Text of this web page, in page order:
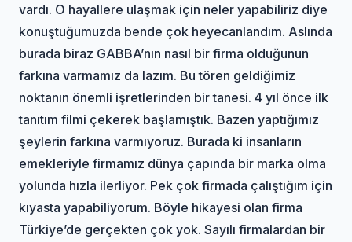
vardı. O hayallere ulaşmak için neler yapabiliriz diye
konuştuğumuzda bende çok heyecanlandım. Aslında
burada biraz GABBA’nın nasıl bir firma olduğunun
farkına varmamız da lazım. Bu tören geldiğimiz
noktanın önemli işretlerinden bir tanesi. 4 yıl önce ilk
tanıtım filmi çekerek başlamıştık. Bazen yaptığımız
şeylerin farkına varmıyoruz. Burada ki insanların
emekleriyle firmamız dünya çapında bir marka olma
yolunda hızla ilerliyor. Pek çok firmada çalıştığım için
kıyasta yapabiliyorum. Böyle hikayesi olan firma
Türkiye’de gerçekten çok yok. Sayılı firmalardan bir